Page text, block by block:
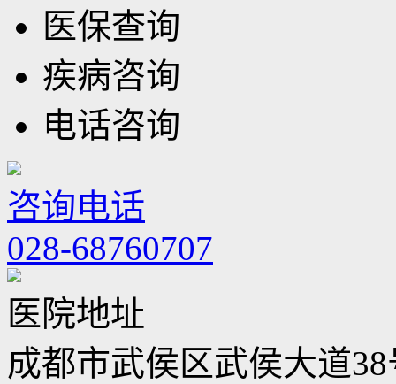
医保查询
疾病咨询
电话咨询
咨询电话
028-68760707
医院地址
成都市武侯区武侯大道38